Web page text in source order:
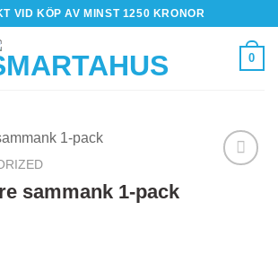
VID KÖP AV MINST 1250 KRONOR
0
sammank 1-pack